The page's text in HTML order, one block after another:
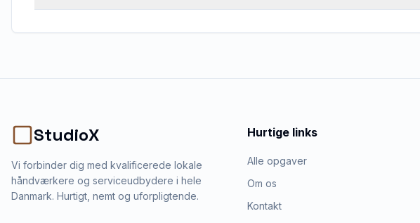
StudioX
Vi forbinder dig med kvalificerede lokale
håndværkere og serviceudbydere i hele
Danmark. Hurtigt, nemt og uforpligtende.
Hurtige links
Alle opgaver
Om os
Kontakt